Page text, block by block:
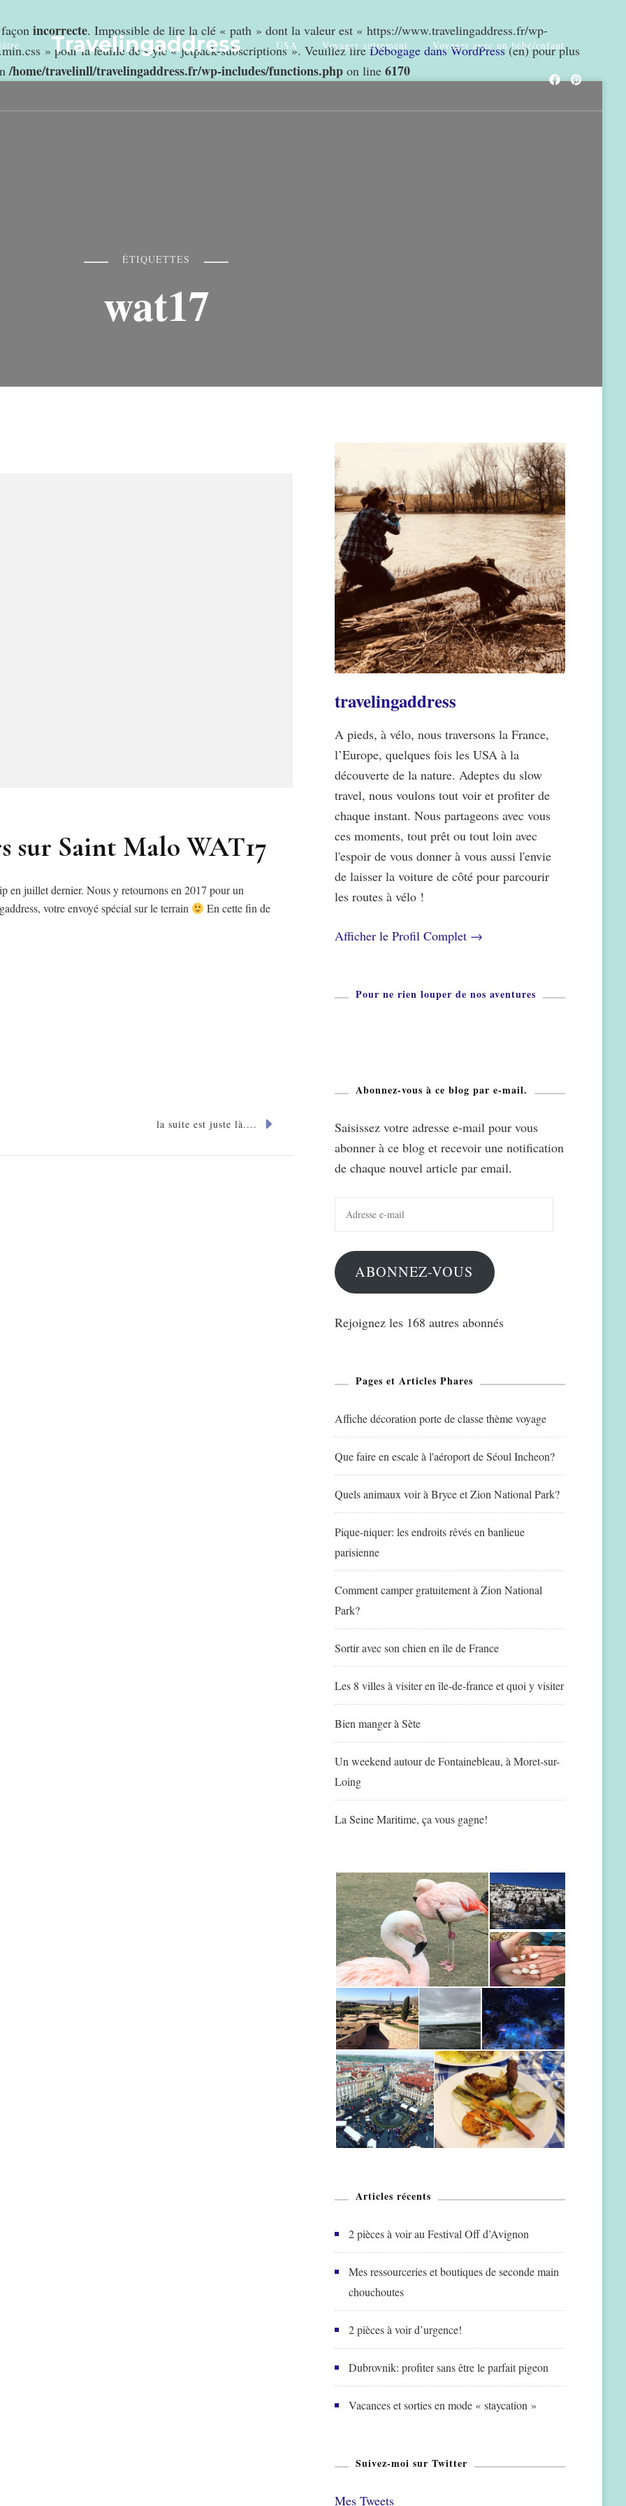
incorrecte. Impossible de lire la clé « path » dont la valeur est « https://www.travelingaddress.fr/wp-
» pour la feuille de style « jetpack-subscriptions ». Veuillez lireDébogage dans WordPress(en) pour plus
/home/travelinll/travelingaddress.fr/wp-includes/functions.php on line 6170
Travelingaddress USA Voyager autrement Voyager avec un bébé/enfant
ÉTIQUETTES
wat17
sur Saint Malo WAT17
en juillet dernier. Nous y retournons en 2017 pour un
votre envoyé spécial sur le terrain
En cette fin de
la suite est juste là....
travelingaddress
A pieds, à vélo, nous traversons la France,
l’Europe, quelques fois les USA à la
découverte de la nature. Adeptes du slow
travel, nous voulons tout voir et profiter de
chaque instant. Nous partageons avec vous
ces moments, tout prêt ou tout loin avec
l'espoir de vous donner à vous aussi l'envie
de laisser la voiture de côté pour parcourir
les routes à vélo !
Afficher le Profil Complet →
Pour ne rien louper de nos aventures
Abonnez-vous à ce blog par e-mail.
Saisissez votre adresse e-mail pour vous
abonner à ce blog et recevoir une notification
de chaque nouvel article par email.
mail
ABONNEZ-VOUS
Rejoignez les 168 autres abonnés
Pages et Articles Phares
Affiche décoration porte de classe thème voyage
Que faire en escale à l'aéroport de Séoul Incheon?
Quels animaux voir à Bryce et Zion National Park?
Pique-niquer: les endroits rêvés en banlieue
parisienne
Comment camper gratuitement à Zion National
Park?
Sortir avec son chien en île de France
Les 8 villes à visiter en île-de-france et quoi y visiter
Bien manger à Sète
Un weekend autour de Fontainebleau, à Moret-sur-
Loing
La Seine Maritime, ça vous gagne!
Articles récents
2 pièces à voir au Festival Off d’Avignon
Mes ressourceries et boutiques de seconde main
chouchoutes
2 pièces à voir d’urgence!
Dubrovnik: profiter sans être le parfait pigeon
Vacances et sorties en mode « staycation »
Suivez-moi sur Twitter
Mes Tweets